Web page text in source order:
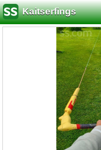
Kaitserfings